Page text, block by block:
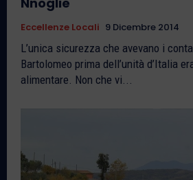
Eccellenze Locali 9 Dicembre 2014
L’unica sicurezza che avevano i
Bartolomeo prima dell’unità d’Italia
alimentare. Non che vi...